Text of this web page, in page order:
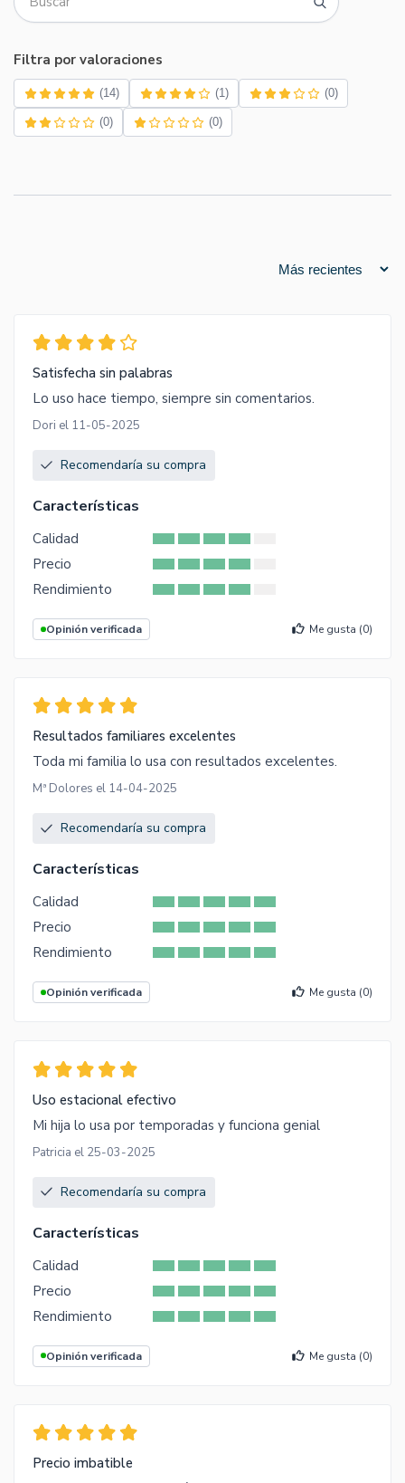
Filtra por valoraciones
(14) (1) (0)
(0) (0)
Satisfecha sin palabras
Lo uso hace tiempo, siempre sin comentarios.
Dori el 11-05-2025
Recomendaría su compra
Características
Calidad
Precio
Rendimiento
Opinión verificada Me gusta (0)
Resultados familiares excelentes
Toda mi familia lo usa con resultados excelentes.
Mª Dolores el 14-04-2025
Recomendaría su compra
Características
Calidad
Precio
Rendimiento
Opinión verificada Me gusta (0)
Uso estacional efectivo
Mi hija lo usa por temporadas y funciona genial
Patricia el 25-03-2025
Recomendaría su compra
Características
Calidad
Precio
Rendimiento
Opinión verificada Me gusta (0)
Precio imbatible